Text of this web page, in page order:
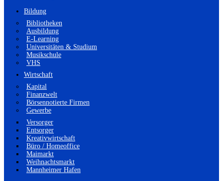
Bildung
Bibliotheken
Ausbildung
E-Learning
Universitäten & Studium
Musikschule
VHS
Wirtschaft
Kapital
Finanzwelt
Börsennotierte Firmen
Gewerbe
Versorger
Entsorger
Kreativwirtschaft
Büro / Homeoffice
Maimarkt
Weihnachtsmarkt
Mannheimer Hafen